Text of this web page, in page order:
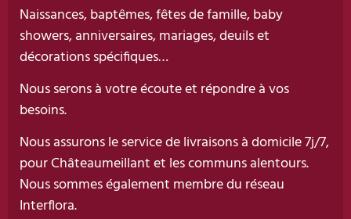
Naissances, baptêmes, fêtes de famille, baby
showers, anniversaires, mariages, deuils et
décorations spécifiques…
Nous serons à votre écoute et répondre à vos
besoins.
Nous assurons le service de livraisons à domicile 7j/7,
pour Châteaumeillant et les communs alentours.
Nous sommes également membre du réseau
Interflora.